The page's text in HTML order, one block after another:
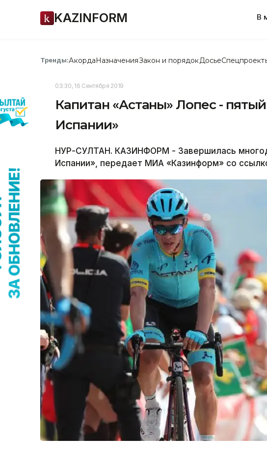
KAZINFORM В
Тренды:АкордаНазначенияЗакон и порядок Досье
03:30, 16 Сентября 2019
Капитан «Астаны» Лопес -
Испании»
НУР-СУЛТАН. КАЗИНФОРМ - Завершилась
Испании», передает МИА «Казинформ» со